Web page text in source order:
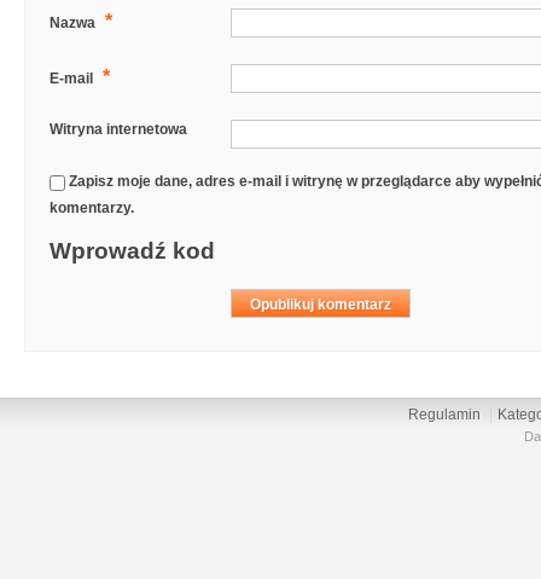
Nazwa *
E-mail *
Witryna internetowa
Zapisz moje dane, adres e-mail i witrynę w przeglądarce aby
komentarzy.
Wprowadź kod
Regulamin